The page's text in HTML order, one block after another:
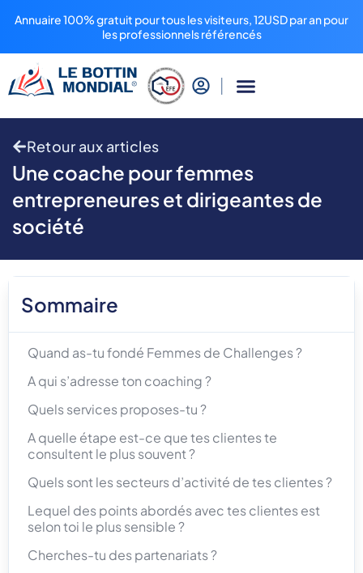
Annuaire 100% gratuit pour tous les visiteurs, 12USD par an pour
les professionnels référencés
Retour aux articles
Une coache pour femmes
entrepreneures et dirigeantes de
société
Sommaire
Quand as-tu fondé Femmes de Challenges ?
A qui s’adresse ton coaching ?
Quels services proposes-tu ?
A quelle étape est-ce que tes clientes te
consultent le plus souvent ?
Quels sont les secteurs d’activité de tes clientes ?
Lequel des points abordés avec tes clientes est
selon toi le plus sensible ?
Cherches-tu des partenariats ?